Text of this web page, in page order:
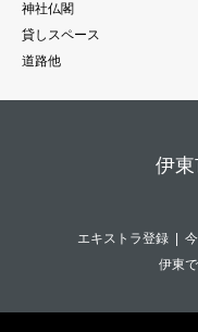
神社仏閣
貸しスペース
道路他
伊
エキストラ登録
伊東